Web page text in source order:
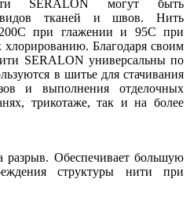
SERALON могут быть
видов тканей и швов. Нить
200С при глажении и 95С при
хлорированию. Благодаря своим
SERALON универсальны по
в шитье для стачивания
и выполнения отделочных
трикотаже, так и на более
Обеспечивает большую
структуры нити при